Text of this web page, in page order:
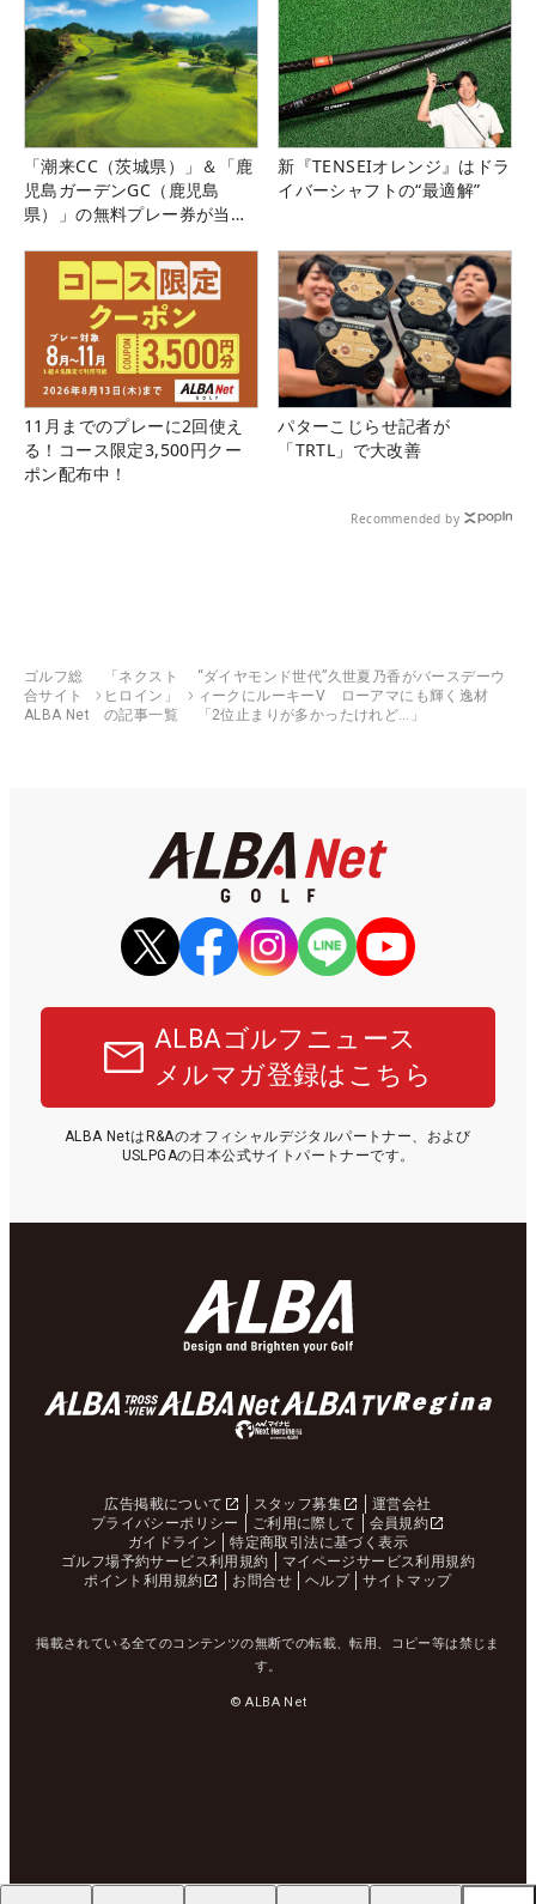
「潮来CC（茨城県）」＆「鹿
児島ガーデンGC（鹿児島
県）」の無料プレー券が当た
新『TENSEIオレンジ』はドラ
イバーシャフトの“最適解”
11月までのプレーに2回使え
る！コース限定3,500円クー
ポン配布中！
パターこじらせ記者が
「TRTL」で大改善
Recommended by
ゴルフ総
合サイト
ALBA Net
「ネクスト
ヒロイン」
の記事一覧
“ダイヤモンド世代”久世夏乃香がバースデーウ
ィークにルーキーV ローアマにも輝く逸材
「2位止まりが多かったけれど…」
ALBAゴルフニュース
メルマガ登録はこちら
ALBA NetはR&Aのオフィシャルデジタルパートナー、および
USLPGAの日本公式サイトパートナーです。
広告掲載について スタッフ募集
運営会社
プライバシーポリシー
ご利用に際して
会員規約
ガイドライン
特定商取引法に基づく表示
ゴルフ場予約サービス利用規約
マイページサービス利用規約
ポイント利用規約
お問合せ ヘルプ サイトマップ
掲載されている全てのコンテンツの無断での転載、転用、コピー等は禁じま
す。
© ALBA Net